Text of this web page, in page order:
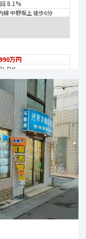
8.1%
線 中野坂上 徒歩6分
万円
3ＬＤＫ
島線 石神井公園
万円
ＬＤＫ
線 保谷 徒歩19分
万円
6.4%
北沢駅
歩9分